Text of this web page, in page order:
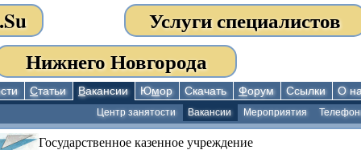
Услуги специалистов
Нижнего Новгорода
Статьи Вакансии Юмор Скачать Форум Ссылки О
Мероприятия
Вакансии
Центр занятости
Государственное казенное учреждение